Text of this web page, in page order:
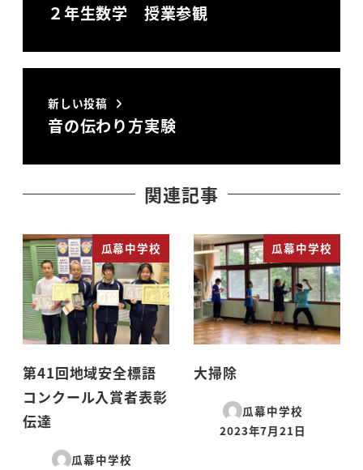
２年生数学 授業参観
新しい投稿
音の伝わり方実験
関連記事
瓜幕中学校
第41回地域安全標語
コンクール入賞者表彰
伝達
瓜幕中学校
瓜幕中学校
大掃除
瓜幕中学校
投稿日
2023年7月21日